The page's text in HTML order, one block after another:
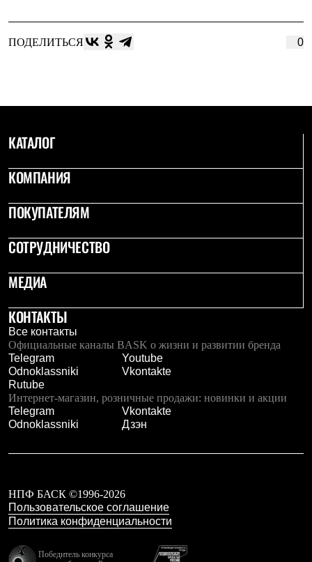
Жилеты
Термобелье
Рюкзаки
Экспедиционные
Легкоходные
Альпинистские
Аксессуары для рюкзаков
Спальные мешки
Комбинированные
С синтетическим утеплителем
Аксессуары для спальников
Сумки и баулы
Кошельки
Сумки
Гермомешки
Полезные аксессуары
Книги
Еда
Коврики
Обувь
Женская обувь
Сапоги
Мужская обувь
Сапоги
Гамаши и бахилы
Гамаши
Тапочки и чуни
ПОДЕЛИТЬСЯ 0
КАТАЛОГ
КОМПАНИЯ
ПОКУПАТЕЛЯМ
СОТРУДНИЧЕСТВО
МЕДИА
КОНТАКТЫ
Все контакты
Официальные каналы BASK о жизни и развитии бренда
Telegram
Youtube
Odnoklassniki
Vkontakte
Rutube
Интернет-магазин, розничные продажи: новинки и акции
Telegram
Vkontakte
Odnoklassniki
Дзэн
НПФ БАСК ©1996-2026
Пользовательское соглашение
Политика конфиденциальности
Победитель конкурса